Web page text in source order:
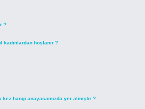
?
kadınlardan hoşlanır ?
hangi anayasamızda yer almıştır ?